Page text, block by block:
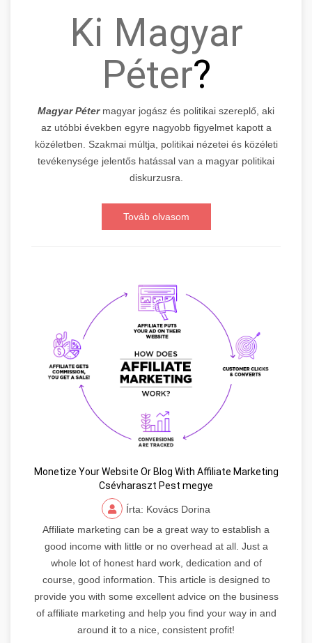
Ki Magyar
Péter?
Magyar Pétermagyar jogász és politikai szereplő, aki
az utóbbi években egyre nagyobb figyelmet kapott a
közéletben. Szakmai múltja, politikai nézetei és közéleti
tevékenysége jelentős hatással van a magyar politikai
diskurzusra.
Továb olvasom
Monetize Your Website Or Blog With Affiliate Marketing
Csévharaszt Pest megye
Írta: Kovács Dorina
Affiliate marketing can be a great way to establish a
good income with little or no overhead at all. Just a
whole lot of honest hard work, dedication and of
course, good information. This article is designed to
provide you with some excellent advice on the business
of affiliate marketing and help you find your way in and
around it to a nice, consistent profit!